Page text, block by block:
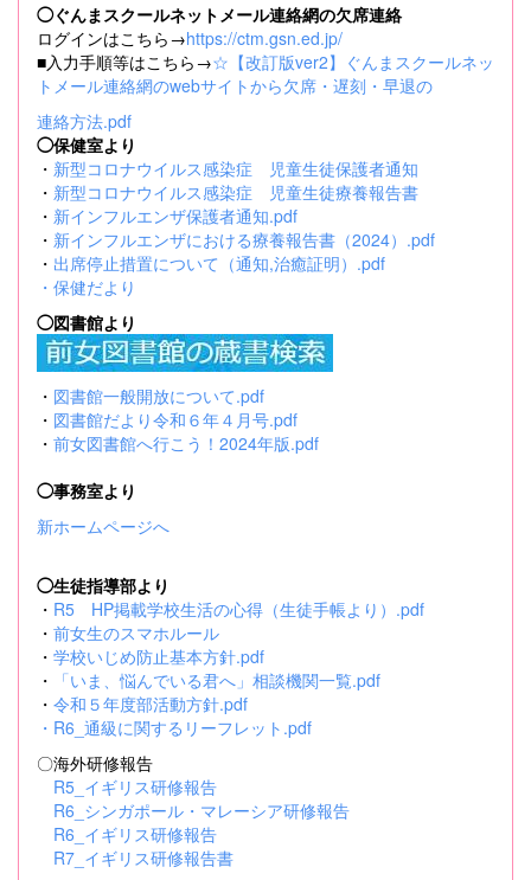
◯ぐんまスクールネットメール連絡網の欠席連絡
ログインはこちら→https://ctm.gsn.ed.jp/
■入力手順等はこちら→☆【改訂版ver2】ぐんまスクールネッ
トメール連絡網のwebサイトから欠席・遅刻・早退の
連絡方法.pdf
◯保健室より
・ 新型コロナウイルス感染症 児童生徒保護者通知
・ 新型コロナウイルス感染症 児童生徒療養報告書
・ 新インフルエンザ保護者通知.pdf
・ 新インフルエンザにおける療養報告書（2024）.pdf
・ 出席停止措置について（通知,治癒証明）.pdf
・ 保健だより
◯図書館より
・ 図書館一般開放について.pdf
・ 図書館だより令和６年４月号.pdf
・ 前女図書館へ行こう！2024年版.pdf
◯事務室より
新ホームページへ
◯生徒指導部より
・ R5 HP掲載学校生活の心得（生徒手帳より）.pdf
・ 前女生のスマホルール
・ 学校いじめ防止基本方針.pdf
・
「いま、悩んでいる君へ」相談機関一覧.pdf
・ 令和５年度部活動方針.pdf
・ R6_通級に関するリーフレット.pdf
〇海外研修報告
R5_イギリス研修報告
R6_シンガポール・マレーシア研修報告
R6_イギリス研修報告
R7_イギリス研修報告書